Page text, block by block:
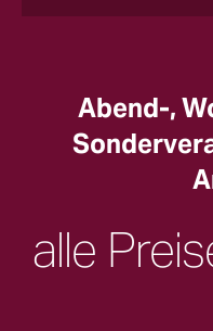
Abend-,
alle